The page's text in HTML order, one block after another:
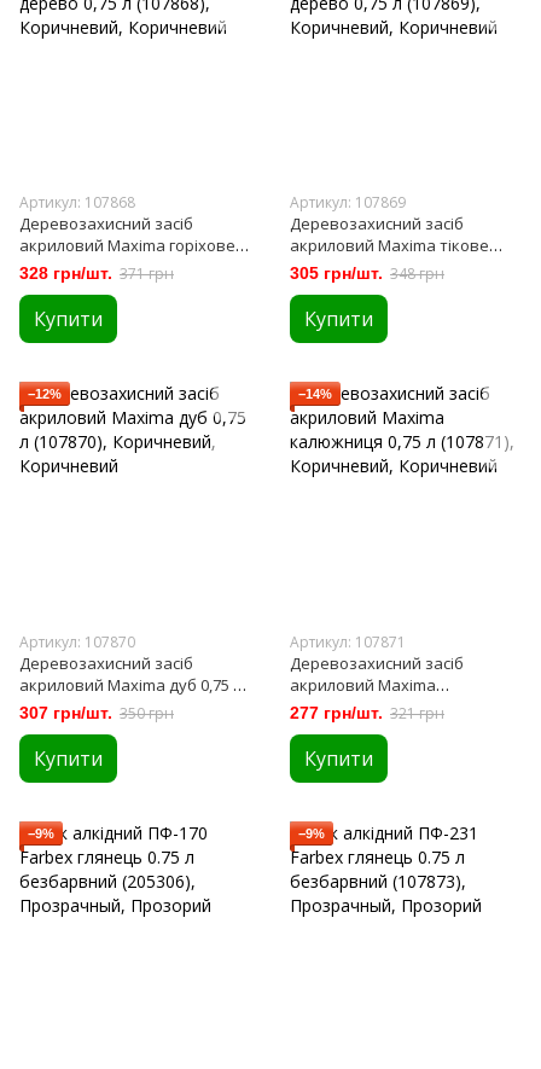
Артикул: 107868
Деревозахисний засіб
акриловий Maxima горіхове
дерево 0,75 л (107868)
328 грн/шт. 371 грн
Купити
Артикул: 107869
Деревозахисний засіб
акриловий Maxima тікове
дерево 0,75 л (107869)
305 грн/шт. 348 грн
Купити
−12%
Артикул: 107870
Деревозахисний засіб
акриловий Maxima дуб 0,75 л
(107870)
307 грн/шт. 350 грн
Купити
−14%
Артикул: 107871
Деревозахисний засіб
акриловий Maxima
калюжниця 0,75 л (107871)
277 грн/шт. 321 грн
Купити
−9% −9%